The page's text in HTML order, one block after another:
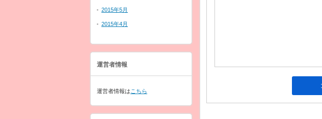
2015年5月
2015年4月
運営者情報
運営者情報は こちら